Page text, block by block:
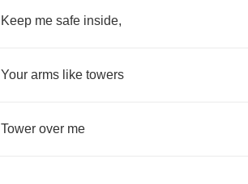
Keep me safe inside,
Your arms like towers
Tower over me